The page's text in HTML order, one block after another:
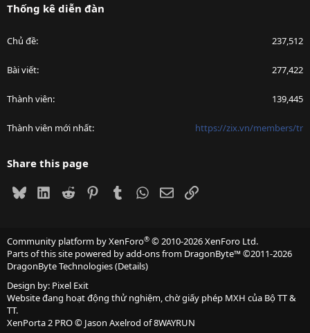
Thống kê diễn đàn
Chủ đề 237,512
Bài viết 277,422
Thành viên 139,445
Thành viên mới nhất https://zix.vn/members/tr
Share this page
BlueskyLinkedIn
Reddit PinterestTumblrWhatsApp
EmailLink
Community platform by XenForo® © 2010-2026 XenForo Ltd.
Parts of this site powered byadd-ons from DragonByte™©2011-2026
DragonByte Technologies(Details)
Design by: Pixel Exit
Website đang hoạt động thử nghiệm, chờ giấy phép MXH của Bộ TT &
TT.
XenPorta 2 PRO© Jason Axelrod of8WAYRUN